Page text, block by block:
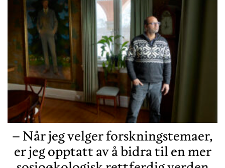
– Når jeg velger forskningstemaer,
er jeg opptatt av å bidra til en mer